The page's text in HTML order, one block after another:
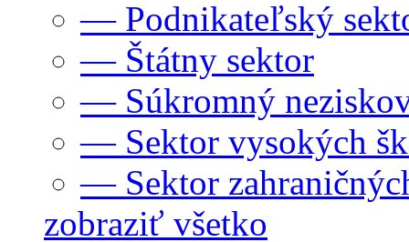
— Podnikateľský
— Štátny sektor
— Súkromný
— Sektor vysokých
— Sektor
zobraziť všetko